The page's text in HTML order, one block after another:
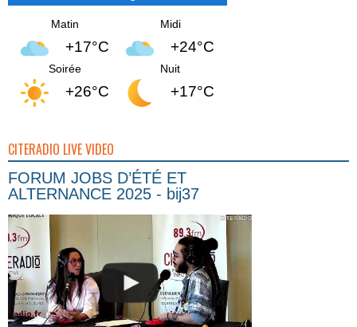
Matin
+17°C
Midi
+24°C
Soirée
+26°C
Nuit
+17°C
CITERADIO LIVE VIDEO
FORUM JOBS D’ÉTÉ ET
ALTERNANCE 2025 - bij37